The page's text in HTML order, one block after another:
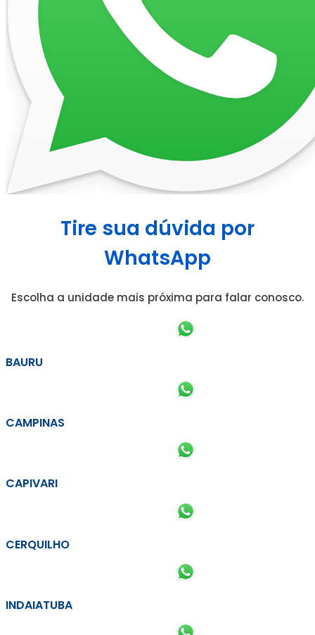
Tire sua dúvida por
WhatsApp
Escolha a unidade mais próxima para falar conosco.
BAURU
CAMPINAS
CAPIVARI
CERQUILHO
INDAIATUBA